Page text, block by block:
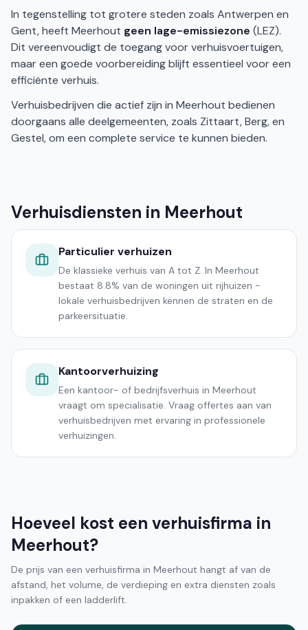
In tegenstelling tot grotere steden zoals Antwerpen en
Gent, heeft Meerhout geen lage-emissiezone (LEZ).
Dit vereenvoudigt de toegang voor verhuisvoertuigen,
maar een goede voorbereiding blijft essentieel voor een
efficiënte verhuis.
Verhuisbedrijven die actief zijn in Meerhout bedienen
doorgaans alle deelgemeenten, zoals Zittaart, Berg, en
Gestel, om een complete service te kunnen bieden.
Verhuisdiensten in Meerhout
Particulier verhuizen
De klassieke verhuis van A tot Z. In Meerhout
bestaat 8.8% van de woningen uit rijhuizen -
lokale verhuisbedrijven kennen de straten en de
parkeersituatie.
Kantoorverhuizing
Een kantoor- of bedrijfsverhuis in Meerhout
vraagt om specialisatie. Vraag offertes aan van
verhuisbedrijven met ervaring in professionele
verhuizingen.
Hoeveel kost een verhuisfirma in
Meerhout?
De prijs van een verhuisfirma in Meerhout hangt af van de
afstand, het volume, de verdieping en extra diensten zoals
inpakken of een ladderlift.